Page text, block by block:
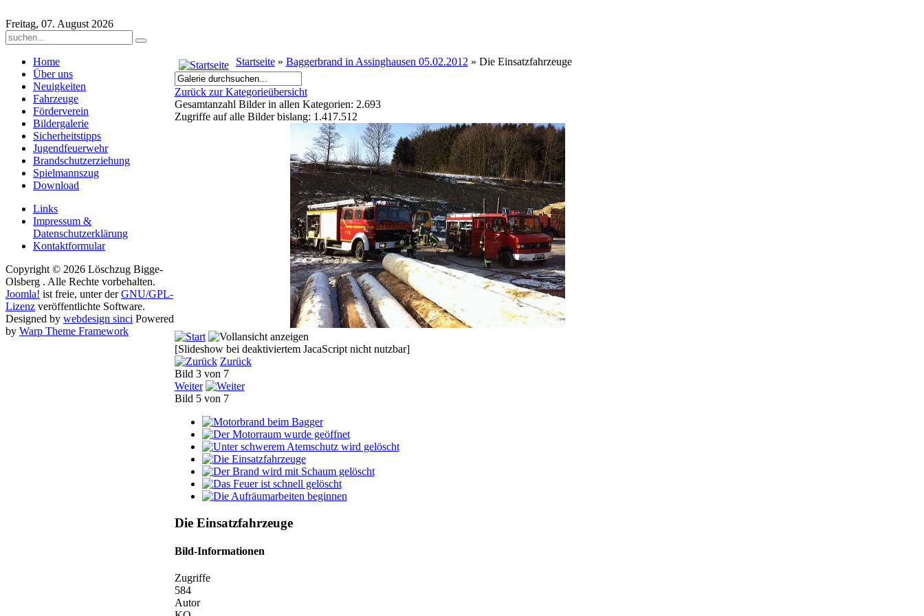
Freitag, 07. August 2026
Startseite» Baggerbrand in Assinghausen 05.02.2012 » Die Einsatzfahrzeuge
Zurück zur Kategorieübersicht
Gesamtanzahl Bilder in allen Kategorien: 2.693
Zugriffe auf alle Bilder bislang: 1.417.512
[Slideshow bei deaktiviertem JacaScript nicht nutzbar]
Zurück
Bild 3 von 7
Weiter
Bild 5 von 7
Die Einsatzfahrzeuge
Bild-Informationen
Zugriffe
584
Autor
Home
Über uns
Neuigkeiten
Fahrzeuge
Förderverein
Bildergalerie
Sicherheitstipps
Jugendfeuerwehr
Brandschutzerziehung
Spielmannszug
Download
Links
Impressum &
Datenschutzerklärung
Kontaktformular
Copyright © 2026 Löschzug Bigge-
Olsberg . Alle Rechte vorbehalten.
Joomla! ist freie, unter derGNU/GPL-
Lizenz veröffentlichte Software.
Designed by webdesign sinci Powered
by Warp Theme Framework